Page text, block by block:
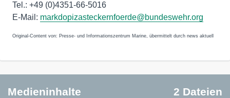
Tel.: +49 (0)4351-66-5016
E-Mail: markdopizasteckernfoerde@bundeswehr.org
Original-Content von: Presse- und Informationszentrum Marine, übermittelt durch news aktuell
Medieninhalte 2 Dateien